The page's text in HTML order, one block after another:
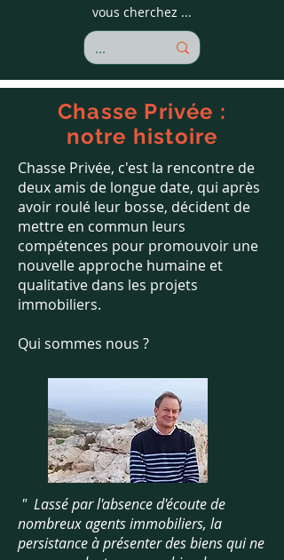
vous cherchez ...
Chasse Privée :
notre histoire
Chasse Privée, c'est la rencontre de
deux amis de longue date, qui après
avoir roulé leur bosse, décident de
mettre en commun leurs
compétences pour promouvoir une
nouvelle approche humaine et
qualitative dans les projets
immobiliers.
Qui sommes nous ?
" Lassé par l'absence d'écoute de
nombreux agents immobiliers, la
persistance à présenter des biens qui ne